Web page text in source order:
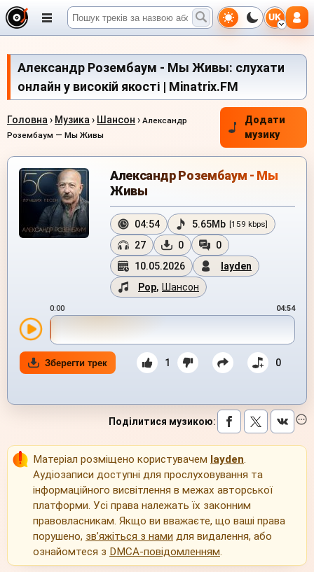
UK
Александр Розембаум - Мы Живы: слухати
онлайн у високій якості | Minatrix.FM
Головна › Музика › Шансон › Александр
Розембаум — Мы Живы
Додати
музику
Александр Розембаум - Мы
Живы
04:54 5.65Mb [159 kbps]
27 0
0
10.05.2026
layden
Pop, Шансон
0:00 04:54
Зберегти трек 1 0
Поділитися музикою:
Матеріал розміщено користувачем layden.
Аудіозаписи доступні для прослуховування та
інформаційного висвітлення в межах авторської
платформи. Усі права належать їх законним
правовласникам. Якщо ви вважаєте, що ваші права
порушено, зв’яжіться з нами для видалення, або
ознайомтеся з DMCA-повідомленням.